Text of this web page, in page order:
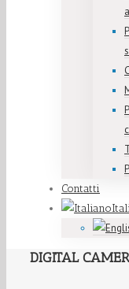
Contatti
DIGITAL